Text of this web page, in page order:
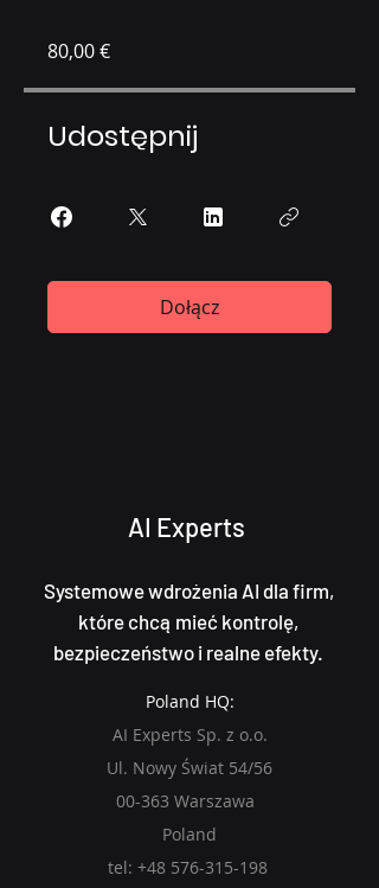
80,00 €
Udostępnij
Dołącz
AI Experts
Systemowe wdrożenia AI dla firm,
które chcą mieć kontrolę,
bezpieczeństwo i realne efekty.
Poland HQ:
AI Experts Sp. z o.o.
Ul. Nowy Świat 54/56
00-363 Warszawa
Poland
tel: +48 576-315-198